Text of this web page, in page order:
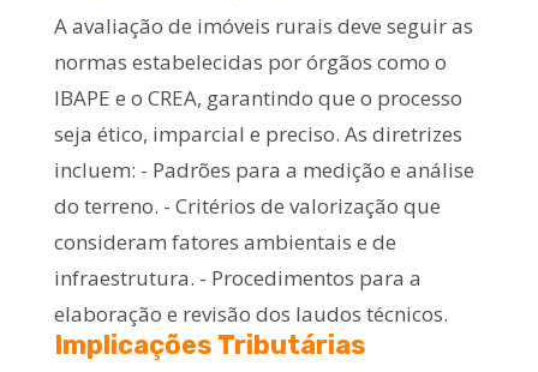
A avaliação de imóveis rurais deve seguir as
normas estabelecidas por órgãos como o
IBAPE e o CREA, garantindo que o processo
seja ético, imparcial e preciso. As diretrizes
incluem: - Padrões para a medição e análise
do terreno. - Critérios de valorização que
consideram fatores ambientais e de
infraestrutura. - Procedimentos para a
elaboração e revisão dos laudos técnicos.
Implicações Tributárias